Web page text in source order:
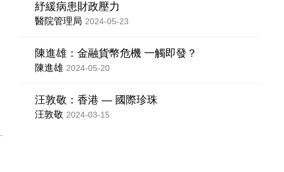
紓緩病患財政壓力
醫院管理局 2024-05-23
陳進雄：金融貨幣危機 一觸即發？
陳進雄 2024-05-20
汪敦敬：香港 — 國際珍珠
汪敦敬 2024-03-15